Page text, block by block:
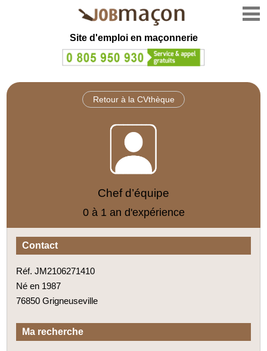
Site d'emploi en maçonnerie
Retour à la CVthèque
Chef d’équipe
0 à 1 an d'expérience
Contact
Réf. JM2106271410
Né en 1987
76850 Grigneuseville
Ma recherche